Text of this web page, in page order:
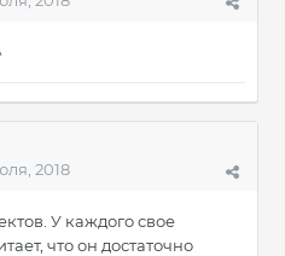
2018
У каждого свое
что он достаточно